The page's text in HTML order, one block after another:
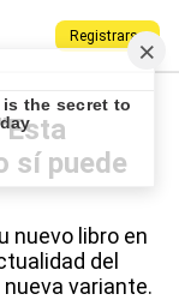
Registrarse
sí puede
nuevo libro en
del
variante.